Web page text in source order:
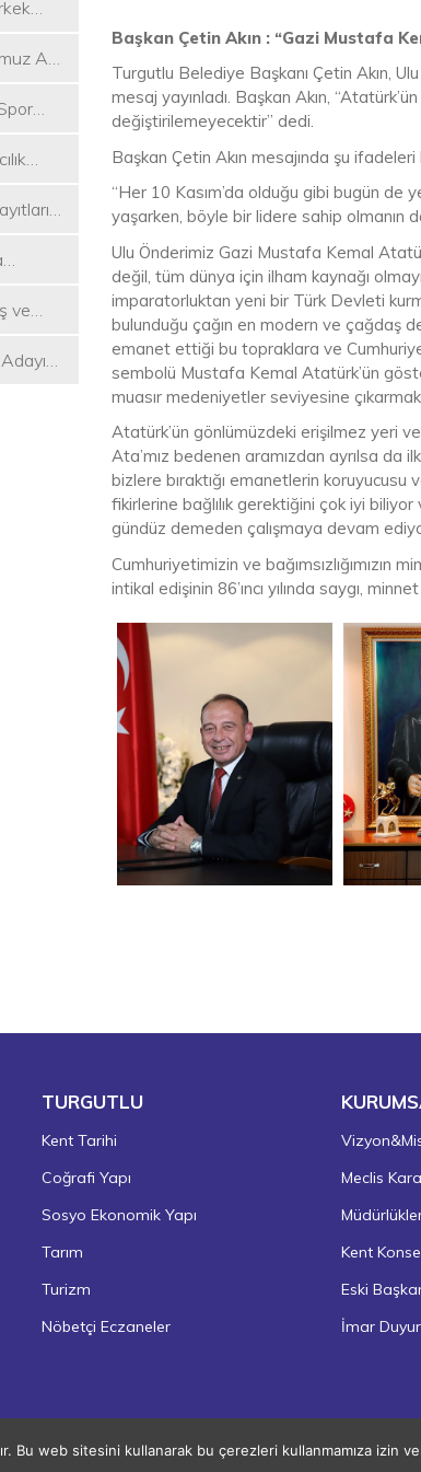
Ayı
ve
Başkan Çetin Akın : “Gazi Mustafa
Turgutlu Belediye Başkanı Çetin Akın,
mesaj yayınladı. Başkan Akın,
değiştirilemeyecektir” dedi.
Başkan Çetin Akın mesajında şu ifadeleri
“Her 10 Kasım’da olduğu gibi bugün de
yaşarken, böyle bir lidere sahip olmanın
Ulu Önderimiz Gazi Mustafa Kemal
değil, tüm dünya için ilham kaynağı
imparatorluktan yeni bir Türk Devleti
bulunduğu çağın en modern ve çağdaş
emanet ettiği bu topraklara ve
sembolü Mustafa Kemal Atatürk’ün
muasır medeniyetler seviyesine
Atatürk’ün gönlümüzdeki erişilmez yeri
Ata’mız bedenen aramızdan ayrılsa
bizlere bıraktığı emanetlerin
fikirlerine bağlılık gerektiğini çok iyi
gündüz demeden çalışmaya devam
Cumhuriyetimizin ve bağımsızlığımızın
intikal edişinin 86’ıncı yılında saygı,
TURGUTLU
Kent Tarihi
Coğrafi Yapı
Sosyo Ekonomik Yapı
Tarım
Turizm
Nöbetçi Eczaneler
Meclis
Kent
Eski
İmar
Copyright © 2026
Bu web sitesini kullanarak bu çerezleri kullanmamıza izin